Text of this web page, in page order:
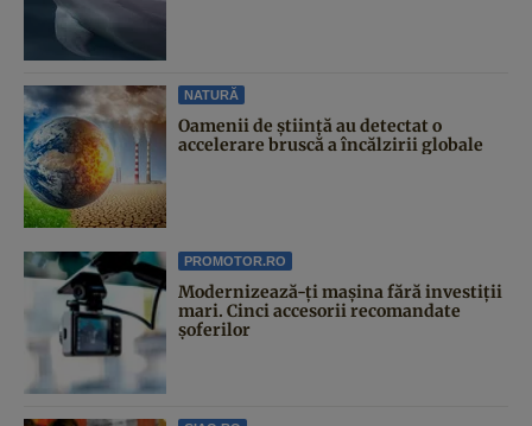
NATURĂ
Oamenii de știință au detectat o
accelerare bruscă a încălzirii globale
PROMOTOR.RO
Modernizează-ți mașina fără investiții
mari. Cinci accesorii recomandate
șoferilor